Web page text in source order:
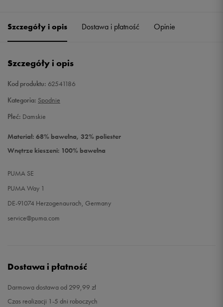
Szczegóły i opis Dostawa i płatność Opinie
Szczegóły i opis
Kod produktu: 62541186
Kategoria: Spodnie
Płeć: Damskie
Materiał: 68% bawełna, 32% poliester
Wnętrze kieszeni: 100% bawełna
PUMA SE
PUMA Way 1
DE-91074 Herzogenaurach, Germany
service@puma.com
Dostawa i płatność
Darmowa dostawa od 299,99 zł
Czas realizacji 1-5 dni roboczych